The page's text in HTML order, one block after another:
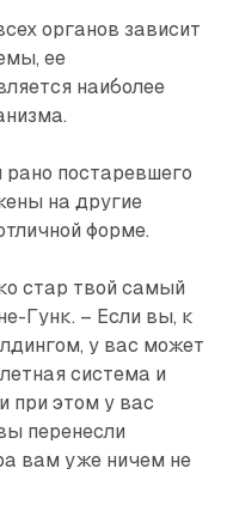
органов зависит
ее
наиболее
постаревшего
на другие
форме.
стар твой самый
Гунк. – Если вы, к
у вас может
система и
при этом у вас
перенесли
вам уже ничем не